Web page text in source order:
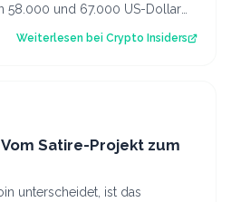
58.000 und 67.000 US-Dollar
doch noch zu e…
Weiterlesen bei Crypto Insiders
Satire-Projekt zum
unterscheidet, ist das